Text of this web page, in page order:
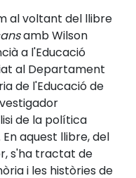
al voltant del llibre
amb Wilson
a l'Educació
al Departament
de l'Educació de
de la política
aquest llibre, del
s'ha tractat de
i les històries de